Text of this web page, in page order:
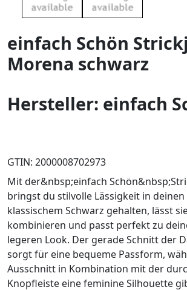
einfach Schön
Morena schwarz
Hersteller: einfach
GTIN: 2000008702973
Mit der&nbsp;einfach
bringst du stilvolle Lässigkeit in deinen
klassischem Schwarz gehalten, lässt
kombinieren und passt perfekt zu
legeren Look. Der gerade Schnitt der
sorgt für eine bequeme Passform,
Ausschnitt in Kombination mit der
Knopfleiste eine feminine Silhouette